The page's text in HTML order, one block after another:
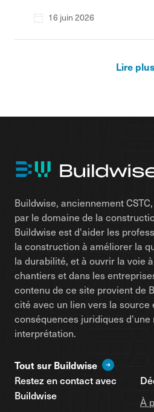
16 juin 2026
Lire plus
Buildwise, anciennement
par le domaine de la
Buildwise est d'aider les
la construction à améliorer la
la durabilité, et à ouvrir la voie
chantiers et dans les
contenu de ce site provient de
cité avec un lien vers la source
conséquences juridiques d'une
interprétation.
Tout sur Buildwise
Restez en contact avec
Buildwise
À